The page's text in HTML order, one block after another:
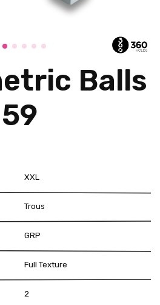
Balls
XXL
Trous
GRP
Full Texture
2